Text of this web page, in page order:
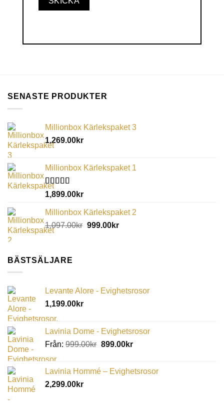
SENASTE PRODUKTER
Millionbox Kärlekspaket 3
1,269.00kr
Millionbox Kärlekspaket 1
Betygsatt
5.00
1,899.00kr
Millionbox Kärlekspaket 2
1,097.00kr 999.00kr
BÄSTSÄLJARE
Levante Alore - Evighetsrosor
1,199.00kr
Lavinia Dome - Evighetsrosor
Från: 999.00kr 899.00kr
Lavinia Hommé – Evighetsrosor
2,299.00kr